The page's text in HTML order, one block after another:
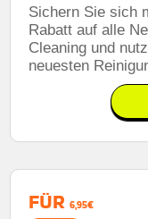
Sichern Sie sich
Rabatt auf alle
Cleaning und
neuesten
FÜR 6,95€